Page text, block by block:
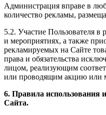
Администрация вправе в
количество рекламы,
5.2. Участие Пользователя
и мероприятиях, а также
рекламируемых на Сайте
права и обязательства
лицом, реализующим
или проводящим акцию или
6. Правила использования
Сайта.